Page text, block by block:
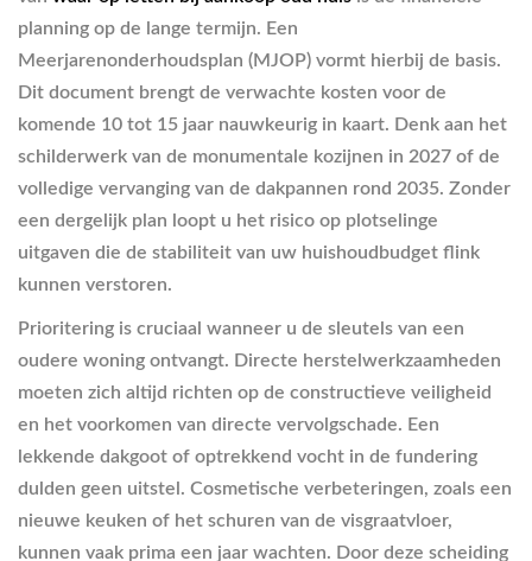
planning op de lange termijn. Een
Meerjarenonderhoudsplan (MJOP) vormt hierbij de basis.
Dit document brengt de verwachte kosten voor de
komende 10 tot 15 jaar nauwkeurig in kaart. Denk aan het
schilderwerk van de monumentale kozijnen in 2027 of de
volledige vervanging van de dakpannen rond 2035. Zonder
een dergelijk plan loopt u het risico op plotselinge
uitgaven die de stabiliteit van uw huishoudbudget flink
kunnen verstoren.
Prioritering is cruciaal wanneer u de sleutels van een
oudere woning ontvangt. Directe herstelwerkzaamheden
moeten zich altijd richten op de constructieve veiligheid
en het voorkomen van directe vervolgschade. Een
lekkende dakgoot of optrekkend vocht in de fundering
dulden geen uitstel. Cosmetische verbeteringen, zoals een
nieuwe keuken of het schuren van de visgraatvloer,
kunnen vaak prima een jaar wachten. Door deze scheiding